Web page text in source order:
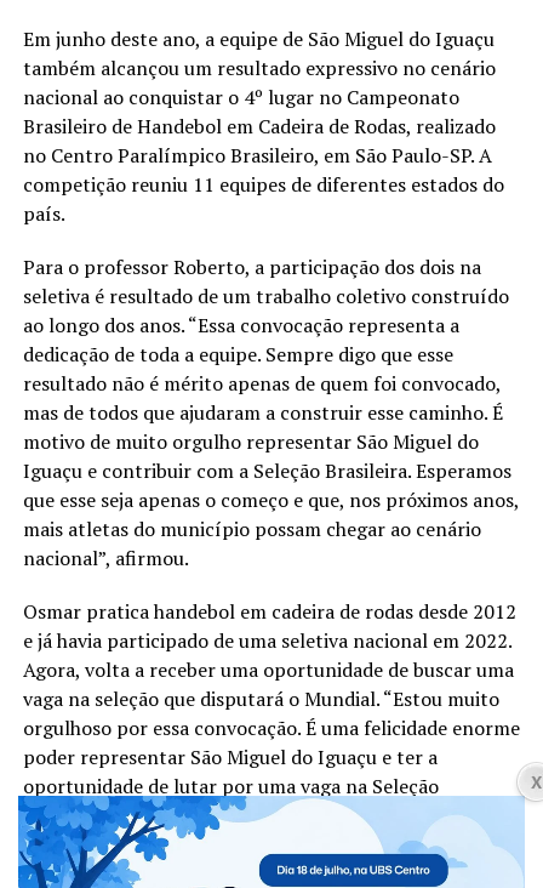
Em junho deste ano, a equipe de São Miguel do Iguaçu
também alcançou um resultado expressivo no cenário
nacional ao conquistar o 4º lugar no Campeonato
Brasileiro de Handebol em Cadeira de Rodas, realizado
no Centro Paralímpico Brasileiro, em São Paulo-SP. A
competição reuniu 11 equipes de diferentes estados do
país.
Para o professor Roberto, a participação dos dois na
seletiva é resultado de um trabalho coletivo construído
ao longo dos anos. “Essa convocação representa a
dedicação de toda a equipe. Sempre digo que esse
resultado não é mérito apenas de quem foi convocado,
mas de todos que ajudaram a construir esse caminho. É
motivo de muito orgulho representar São Miguel do
Iguaçu e contribuir com a Seleção Brasileira. Esperamos
que esse seja apenas o começo e que, nos próximos anos,
mais atletas do município possam chegar ao cenário
nacional”, afirmou.
Osmar pratica handebol em cadeira de rodas desde 2012
e já havia participado de uma seletiva nacional em 2022.
Agora, volta a receber uma oportunidade de buscar uma
vaga na seleção que disputará o Mundial. “Estou muito
orgulhoso por essa convocação. É uma felicidade enorme
poder representar São Miguel do Iguaçu e ter a
oportunidade de lutar por uma vaga na Seleção
Brasileira. Vou para a seletiva muito confiante e com o
objetivo de conquistar esse sonho de representar o
Brasil na Espanha”, destacou.